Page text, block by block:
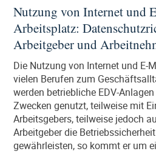
Nutzung von Internet und
Arbeitsplatz:
Arbeitgeber und
Die Nutzung von Internet und E-
vielen Berufen zum
werden betriebliche EDV-
Zwecken genutzt, teilweise mit
Arbeitsgebers, teilweise jedoch
Arbeitgeber die
gewährleisten, so kommt er um